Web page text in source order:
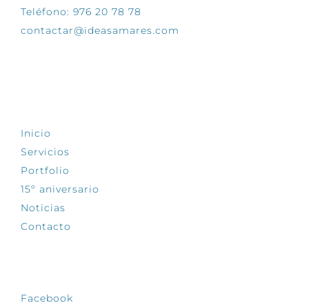
Teléfono: 976 20 78 78
contactar@ideasamares.com
Inicio
Servicios
Portfolio
15º aniversario
Noticias
Contacto
Facebook